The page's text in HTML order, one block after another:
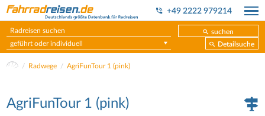
+49 2222 979214
suchen
geführt oder individuell
Detailsuche
Radwege AgriFunTour 1 (pink)
AgriFunTour 1 (pink)